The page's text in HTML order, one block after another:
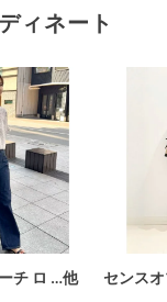
ィネート
チ ロ …他 センス